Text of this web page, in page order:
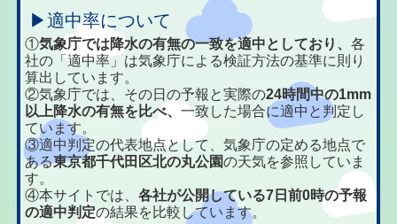
▶適中率について
①気象庁では降水の有無の一致を適中としており、各
社の「適中率」は気象庁による検証方法の基準に則り
算出しています。
②気象庁では、その日の予報と実際の24時間中の1mm
以上降水の有無を比べ、一致した場合に適中と判定し
ています。
③適中判定の代表地点として、気象庁の定める地点で
ある東京都千代田区北の丸公園の天気を参照していま
す。
④本サイトでは、各社が公開している7日前0時の予報
の適中判定の結果を比較しています。